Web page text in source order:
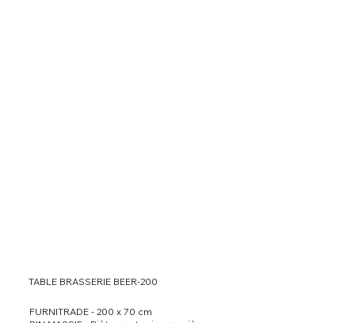
TABLE BRASSERIE BEER-200
FURNITRADE - 200 x 70 cm